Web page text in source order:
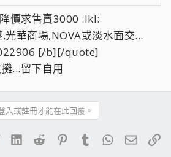
可面交
價求售賣3000 :lkl:
光華商場,NOVA或淡水面交...
[/b][/quote]
...留下自用
入或註冊才能在此回覆。
LinkedIn
Reddit PinterestTumblrWhatsApp
電子